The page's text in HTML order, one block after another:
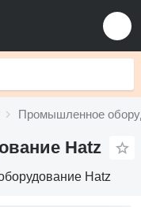
Промышленное
Hatz
Hatz